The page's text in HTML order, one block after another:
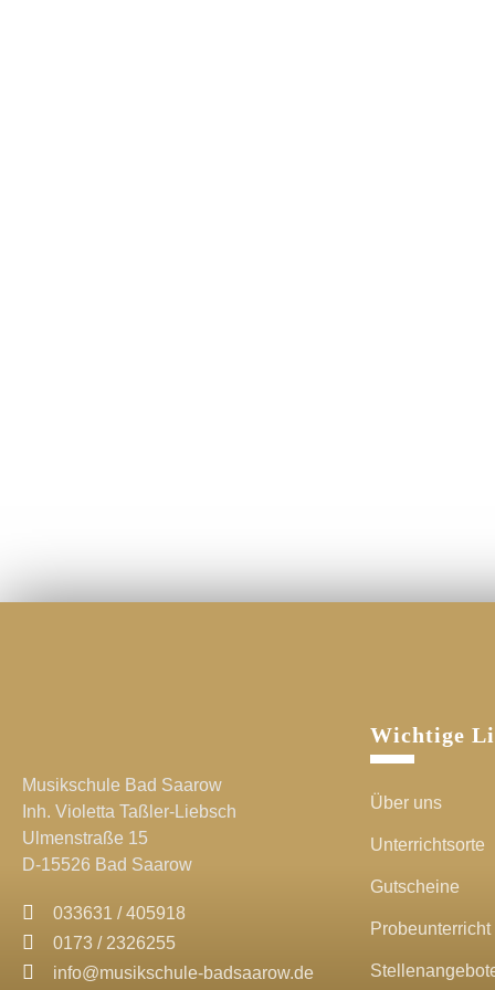
Musikschule Bad Saarow
Inh. Violetta Taßler-Liebsch
Ulmenstraße 15
D-15526 Bad Saarow
033631 / 405918
0173 / 2326255
info@musikschule-badsaarow.de
Wichtige
Über uns
Unterrichtsorte
Gutscheine
Probeunterricht